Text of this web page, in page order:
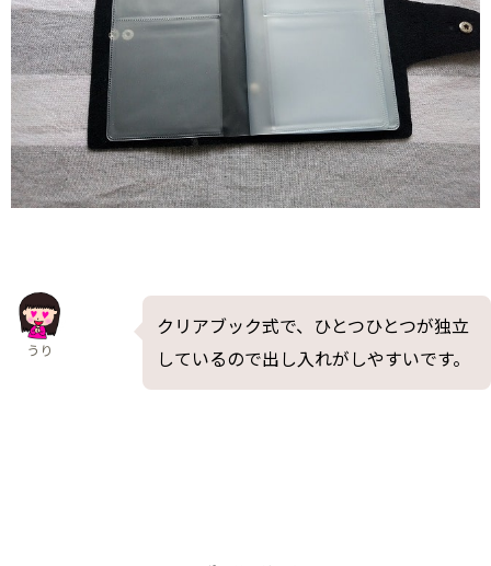
クリアブック式で、ひとつひとつが独立
しているので出し入れがしやすいです。
うり